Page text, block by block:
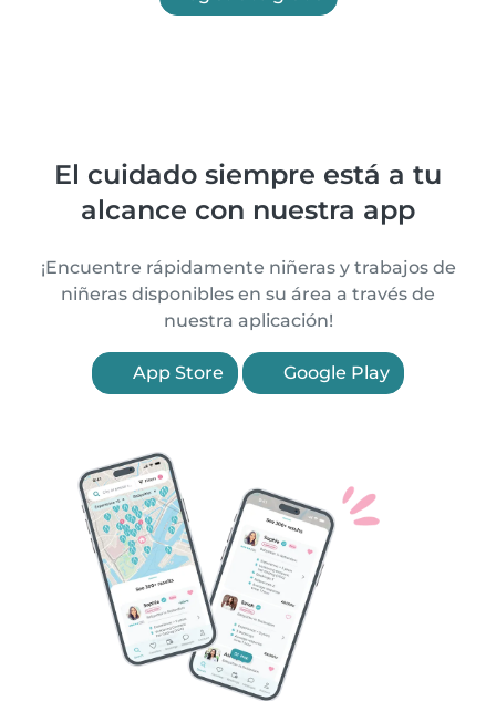
El cuidado siempre está a tu
alcance con nuestra app
¡Encuentre rápidamente niñeras y trabajos de
niñeras disponibles en su área a través de
nuestra aplicación!
App Store Google Play